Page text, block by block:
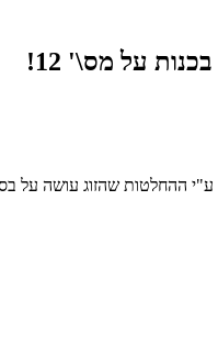
על מס\' 12!
שהזוג עושה על